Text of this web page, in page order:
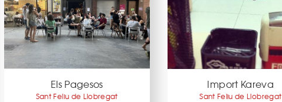
Els Pagesos
Sant Feliu de Llobregat
Import Kareva
Sant Feliu de Llobregat